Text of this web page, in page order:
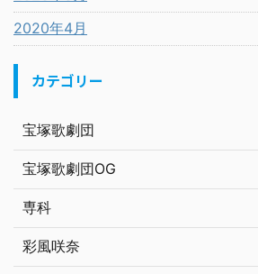
2020年4月
カテゴリー
宝塚歌劇団
宝塚歌劇団OG
専科
彩風咲奈